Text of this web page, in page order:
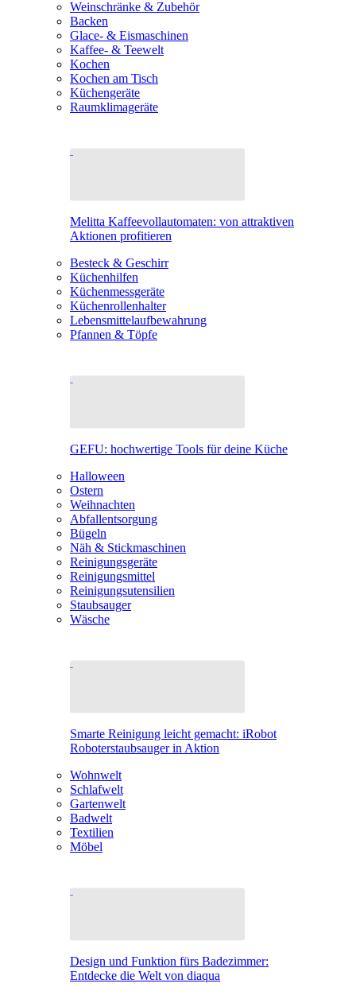
Weinschränke & Zubehör
Backen
Glace- & Eismaschinen
Kaffee- & Teewelt
Kochen
Kochen am Tisch
Küchengeräte
Raumklimageräte
Melitta Kaffeevollautomaten: von attraktiven
Aktionen profitieren
Besteck & Geschirr
Küchenhilfen
Küchenmessgeräte
Küchenrollenhalter
Lebensmittelaufbewahrung
Pfannen & Töpfe
GEFU: hochwertige Tools für deine Küche
Halloween
Ostern
Weihnachten
Abfallentsorgung
Bügeln
Näh & Stickmaschinen
Reinigungsgeräte
Reinigungsmittel
Reinigungsutensilien
Staubsauger
Wäsche
Smarte Reinigung leicht gemacht: iRobot
Roboterstaubsauger in Aktion
Wohnwelt
Schlafwelt
Gartenwelt
Badwelt
Textilien
Möbel
Design und Funktion fürs Badezimmer:
Entdecke die Welt von diaqua